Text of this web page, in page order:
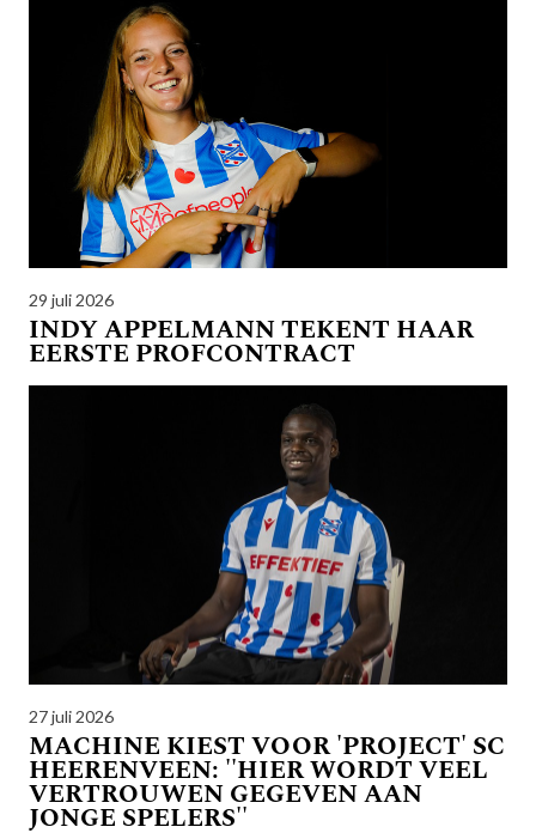
29 juli 2026
INDY APPELMANN TEKENT HAAR
EERSTE PROFCONTRACT
27 juli 2026
MACHINE KIEST VOOR 'PROJECT' SC
HEERENVEEN: ''HIER WORDT VEEL
VERTROUWEN GEGEVEN AAN
JONGE SPELERS''